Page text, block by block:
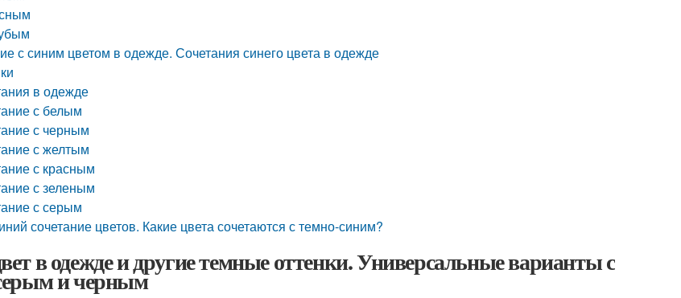
с синим цветом в одежде. Сочетания синего цвета в одежде
в одежде
с белым
с черным
с желтым
с красным
с зеленым
с серым
сочетание цветов. Какие цвета сочетаются с темно-синим?
в одежде и другие темные оттенки. Универсальные варианты с
и черным